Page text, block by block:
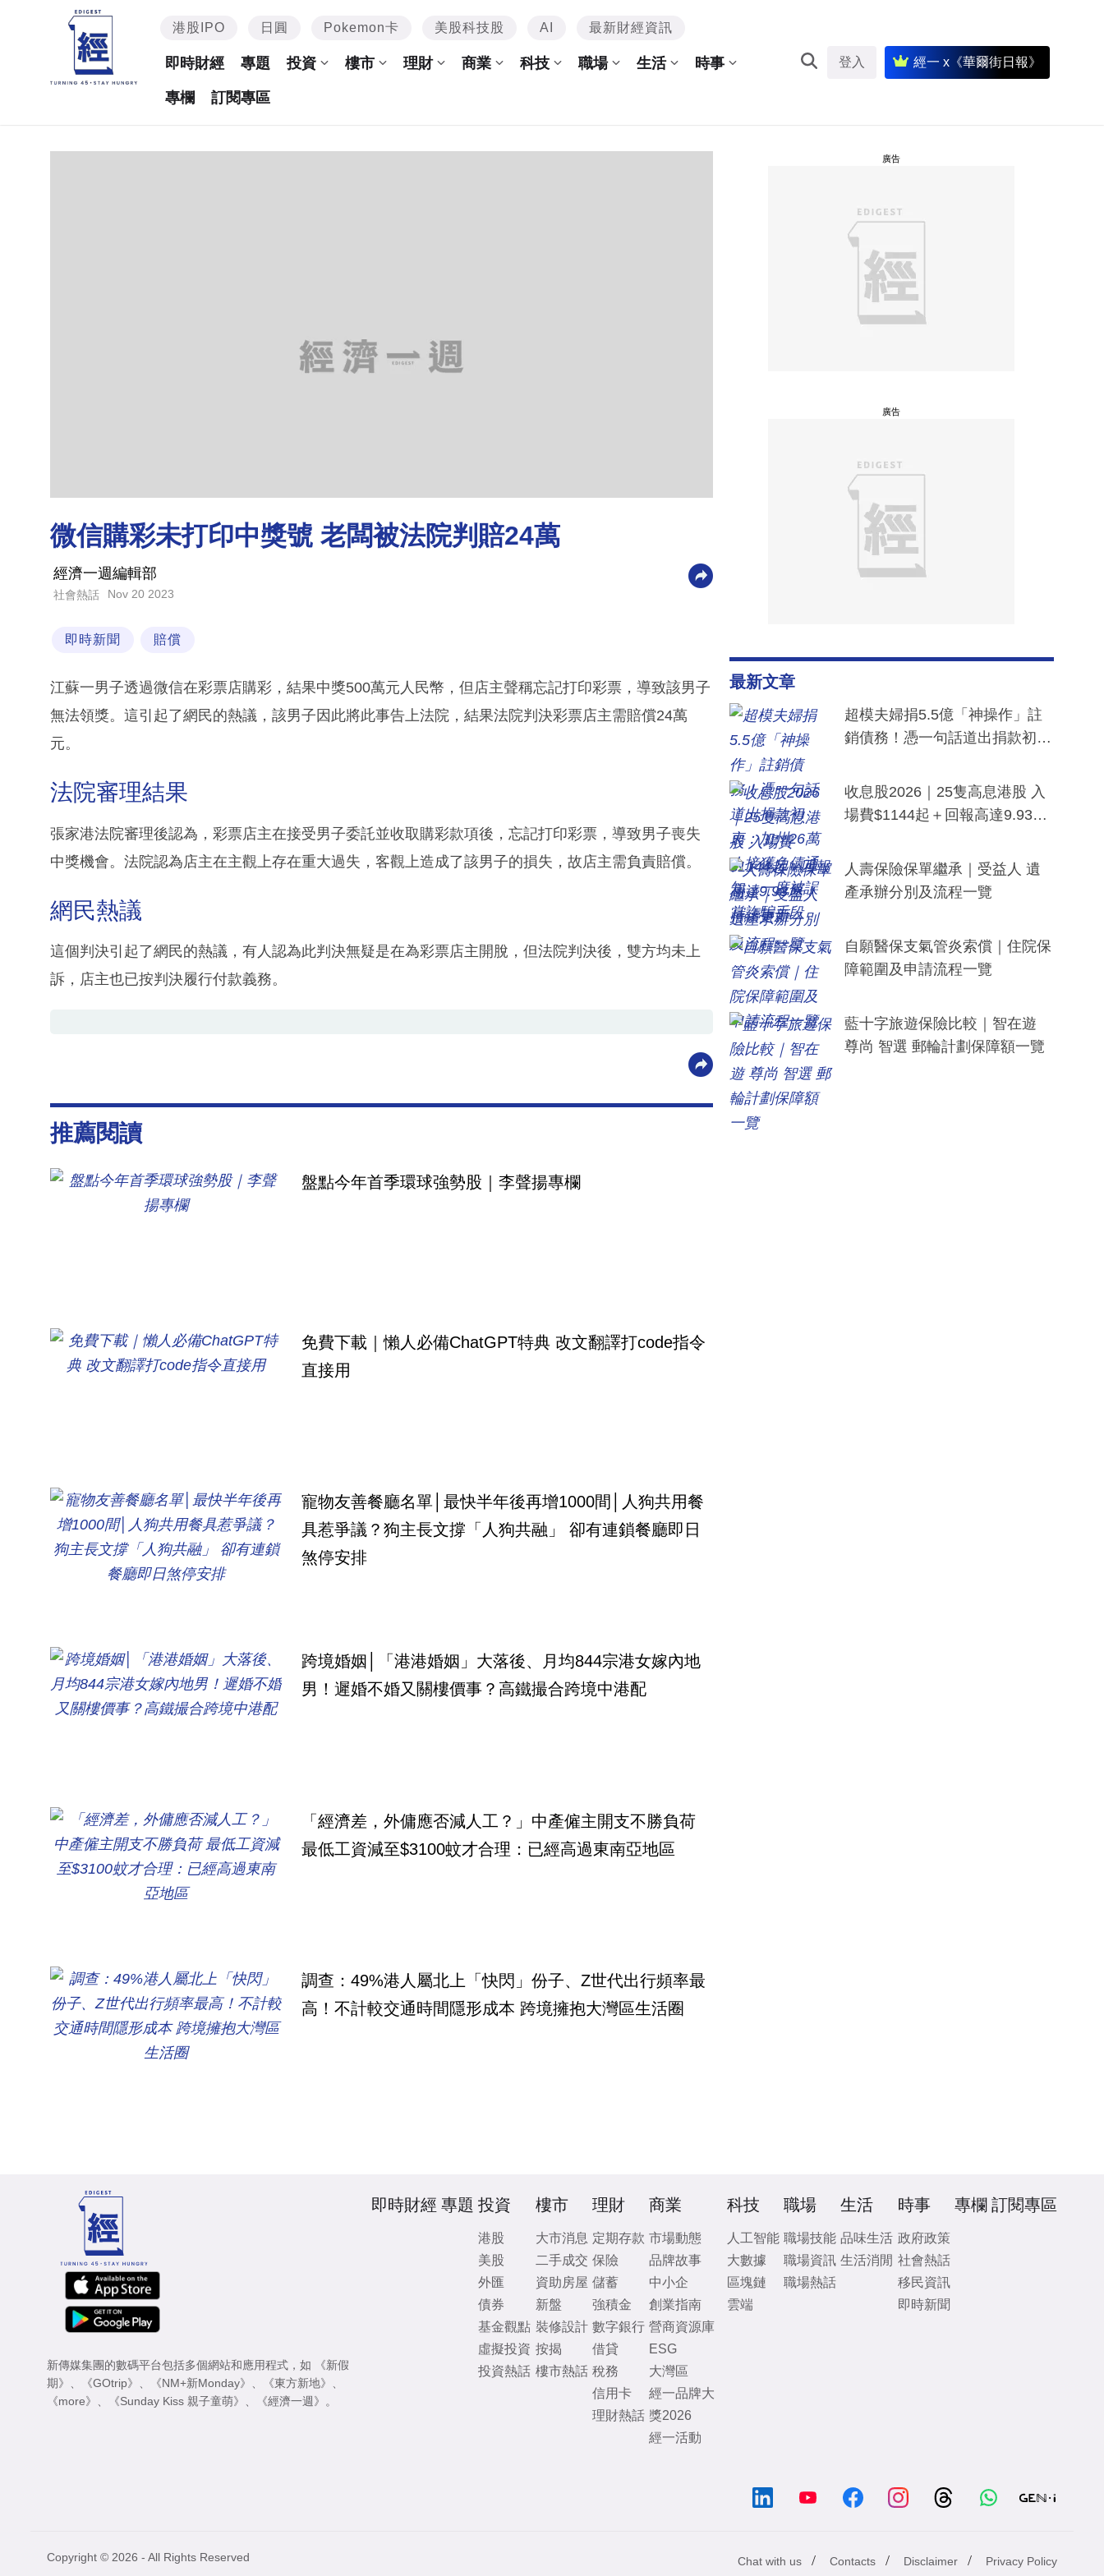
港股IPO 日圓 Pokemon卡 美股科技股 AI 最新財經資訊
即時財經 專題 投資 樓市 理財 商業 科技 職場 生活 時事
專欄 訂閱專區
登入 經一 x《華爾街日報》
微信購彩未打印中獎號 老闆被法院判賠24萬
經濟一週編輯部
社會熱話 Nov 20 2023
即時新聞 賠償
江蘇一男子透過微信在彩票店購彩，結果中獎500萬元人民幣，但店主聲稱忘記打印彩票，導致該男子
無法領獎。這引起了網民的熱議，該男子因此將此事告上法院，結果法院判決彩票店主需賠償24萬
元。
法院審理結果
張家港法院審理後認為，彩票店主在接受男子委託並收取購彩款項後，忘記打印彩票，導致男子喪失
中獎機會。法院認為店主在主觀上存在重大過失，客觀上造成了該男子的損失，故店主需負責賠償。
網民熱議
這個判決引起了網民的熱議，有人認為此判決無疑是在為彩票店主開脫，但法院判決後，雙方均未上
訴，店主也已按判決履行付款義務。
推薦閱讀
盤點今年首季環球強勢股｜李聲揚專欄
免費下載｜懶人必備ChatGPT特典 改文翻譯打code指令
直接用
寵物友善餐廳名單│最快半年後再增1000間│人狗共用餐
具惹爭議？狗主長文撐「人狗共融」 卻有連鎖餐廳即日
煞停安排
跨境婚姻│「港港婚姻」大落後、月均844宗港女嫁內地
男！遲婚不婚又關樓價事？高鐵撮合跨境中港配
「經濟差，外傭應否減人工？」中產僱主開支不勝負荷
最低工資減至$3100蚊才合理：已經高過東南亞地區
調查：49%港人屬北上「快閃」份子、Z世代出行頻率最
高！不計較交通時間隱形成本 跨境擁抱大灣區生活圈
廣告
廣告
最新文章
超模夫婦捐5.5億「神操作」註
銷債務！憑一句話道出捐款初
一度被誤當詐騙手段
收息股2026｜25隻高息港股 入
場費$1144起＋回報高達9.93
人壽保險保單繼承｜受益人 遺
產承辦分別及流程一覽
自願醫保支氣管炎索償｜住院保
障範圍及申請流程一覽
藍十字旅遊保險比較｜智在遊
尊尚 智選 郵輪計劃保障額一覽
新傳媒集團的數碼平台包括多個網站和應用程式，如
《新假
期》
《GOtrip》 《NM+新Monday》 《東方新地》
《more》
《Sunday Kiss 親子童萌》 《經濟一週》 。
即時財經 專題 投資
港股
美股
外匯
債券
基金觀點
虛擬投資
投資熱話
樓市
大市消息
二手成交
資助房屋
新盤
裝修設計
按揭
樓市熱話
理財
定期存款
保險
儲蓄
強積金
數字銀行
借貸
稅務
信用卡
理財熱話
商業
市場動態
品牌故事
中小企
創業指南
營商資源庫
ESG
大灣區
經一品牌大
獎2026
經一活動
科技
人工智能
大數據
區塊鏈
雲端
職場
職場技能
職場資訊
職場熱話
生活
品味生活
生活消閒
時事
政府政策
社會熱話
移民資訊
即時新聞
專欄 訂閱專區
Chat with us / Contacts / Disclaimer / Privacy Policy
Copyright © 2026 - All Rights Reserved